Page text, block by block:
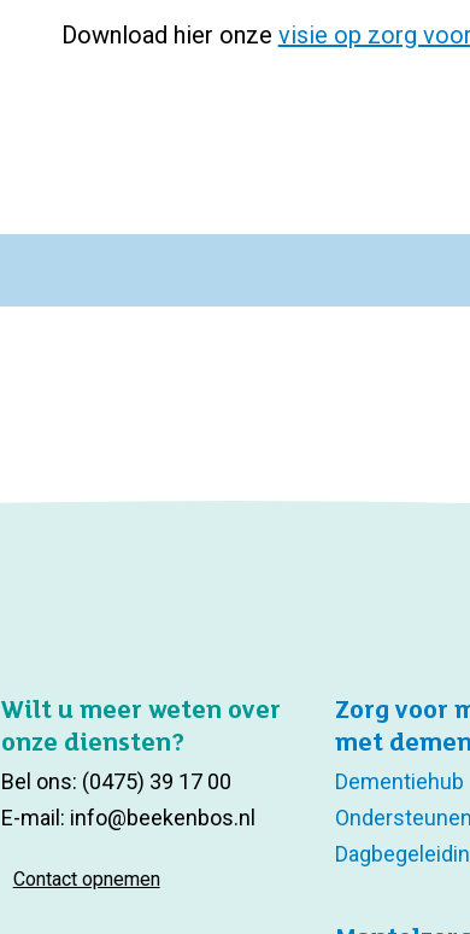
Download hier onze visie op zorg
Wilt u meer weten over
onze diensten?
Bel ons: (0475) 39 17 00
E-mail: info@beekenbos.nl
Contact opnemen
Zorg voor
met
Dementiehub
Ondersteunen